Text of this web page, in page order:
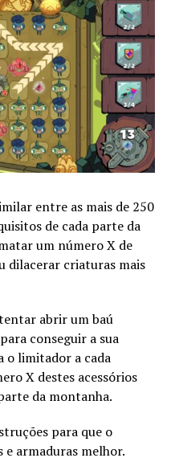
entre as mais de 250
de cada parte da
um número X de
dilacerar criaturas mais
abrir um baú
conseguir a sua
o limitador a cada
X destes acessórios
da montanha.
para que o
armaduras melhor.